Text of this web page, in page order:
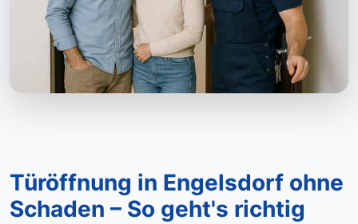
Türöffnung in Engelsdorf ohne
Schaden – So geht's richtig